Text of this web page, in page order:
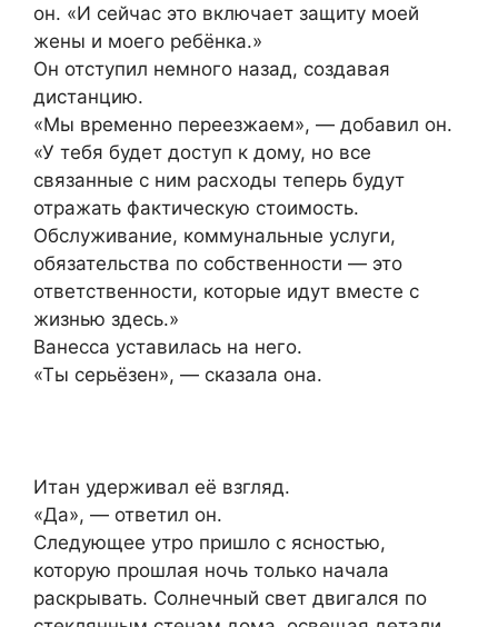
он. «И сейчас это включает защиту моей
жены и моего ребёнка.»
Он отступил немного назад, создавая
дистанцию.
«Мы временно переезжаем», — добавил он.
«У тебя будет доступ к дому, но все
связанные с ним расходы теперь будут
отражать фактическую стоимость.
Обслуживание, коммунальные услуги,
обязательства по собственности — это
ответственности, которые идут вместе с
жизнью здесь.»
Ванесса уставилась на него.
«Ты серьёзен», — сказала она.
Итан удерживал её взгляд.
«Да», — ответил он.
Следующее утро пришло с ясностью,
которую прошлая ночь только начала
раскрывать. Солнечный свет двигался по